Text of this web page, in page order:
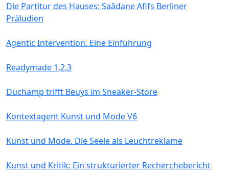
Die Partitur des Hauses: Saâdane Afifs Berliner
Präludien
Agentic Intervention. Eine Einführung
Readymade 1,2,3
Duchamp trifft Beuys im Sneaker-Store
Kontextagent Kunst und Mode V6
Kunst und Mode. Die Seele als Leuchtreklame
Kunst und Kritik: Ein strukturierter Recherchebericht